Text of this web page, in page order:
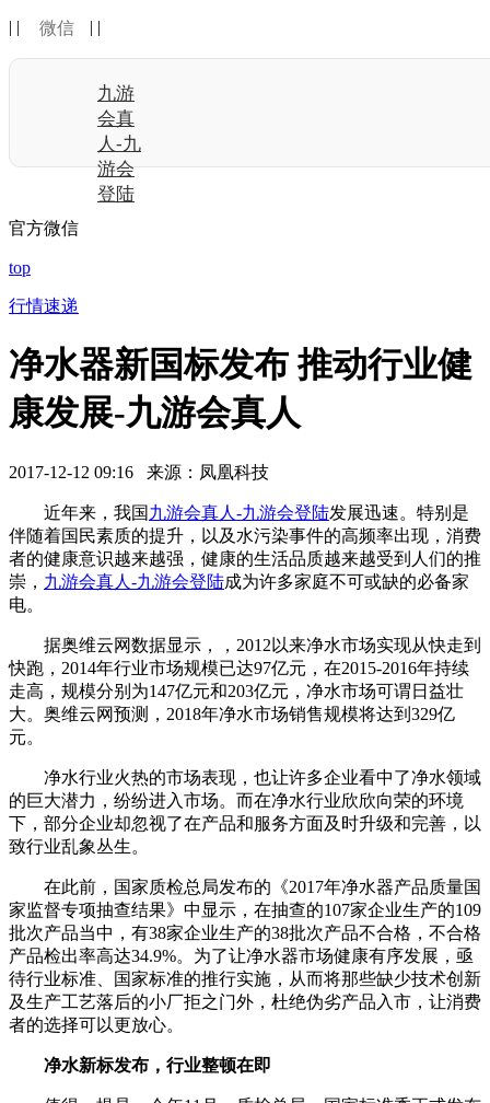
| | 微信 | |
九游
会真
人-九
游会
登陆
官方微信
top
行情速递
净水器新国标发布 推动行业健
康发展-九游会真人
2017-12-12 09:16 来源：凤凰科技
近年来，我国九游会真人-九游会登陆发展迅速。特别是
伴随着国民素质的提升，以及水污染事件的高频率出现，消费
者的健康意识越来越强，健康的生活品质越来越受到人们的推
崇， 九游会真人-九游会登陆成为许多家庭不可或缺的必备家
电。
据奥维云网数据显示，，2012以来净水市场实现从快走到
快跑，2014年行业市场规模已达97亿元，在2015-2016年持续
走高，规模分别为147亿元和203亿元，净水市场可谓日益壮
大。奥维云网预测，2018年净水市场销售规模将达到329亿
元。
净水行业火热的市场表现，也让许多企业看中了净水领域
的巨大潜力，纷纷进入市场。而在净水行业欣欣向荣的环境
下，部分企业却忽视了在产品和服务方面及时升级和完善，以
致行业乱象丛生。
在此前，国家质检总局发布的《2017年净水器产品质量国
家监督专项抽查结果》中显示，在抽查的107家企业生产的109
批次产品当中，有38家企业生产的38批次产品不合格，不合格
产品检出率高达34.9%。为了让净水器市场健康有序发展，亟
待行业标准、国家标准的推行实施，从而将那些缺少技术创新
及生产工艺落后的小厂拒之门外，杜绝伪劣产品入市，让消费
者的选择可以更放心。
净水新标发布，行业整顿在即